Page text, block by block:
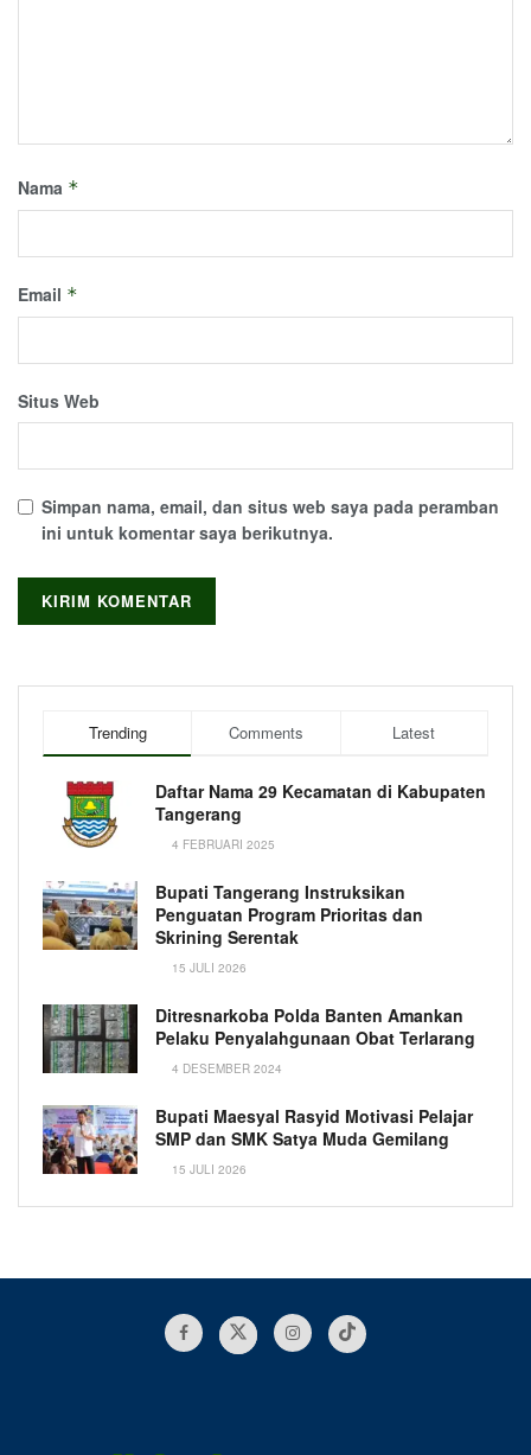
Nama *
Email *
Situs Web
Simpan nama, email, dan situs web saya pada peramban
ini untuk komentar saya berikutnya.
Trending Comments Latest
Daftar Nama 29 Kecamatan di Kabupaten
Tangerang
4 FEBRUARI 2025
Bupati Tangerang Instruksikan
Penguatan Program Prioritas dan
Skrining Serentak
15 JULI 2026
Ditresnarkoba Polda Banten Amankan
Pelaku Penyalahgunaan Obat Terlarang
4 DESEMBER 2024
Bupati Maesyal Rasyid Motivasi Pelajar
SMP dan SMK Satya Muda Gemilang
15 JULI 2026